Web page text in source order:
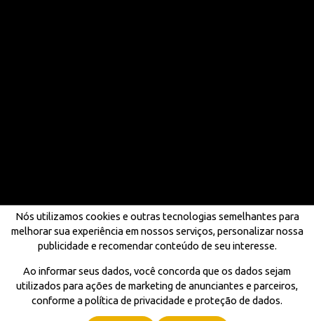
Nós utilizamos cookies e outras tecnologias semelhantes para
melhorar sua experiência em nossos serviços, personalizar nossa
publicidade e recomendar conteúdo de seu interesse.
Ao informar seus dados, você concorda que os dados sejam
utilizados para ações de marketing de anunciantes e parceiros,
conforme a política de privacidade e proteção de dados.